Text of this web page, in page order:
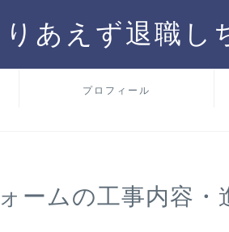
りあえず退職し
プロフィール
ームの工事内容・